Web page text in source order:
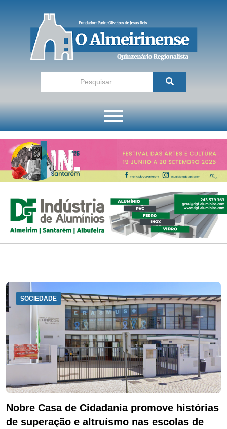
SOCIEDADE
Nobre Casa de Cidadania promove histórias
de superação e altruísmo nas escolas de